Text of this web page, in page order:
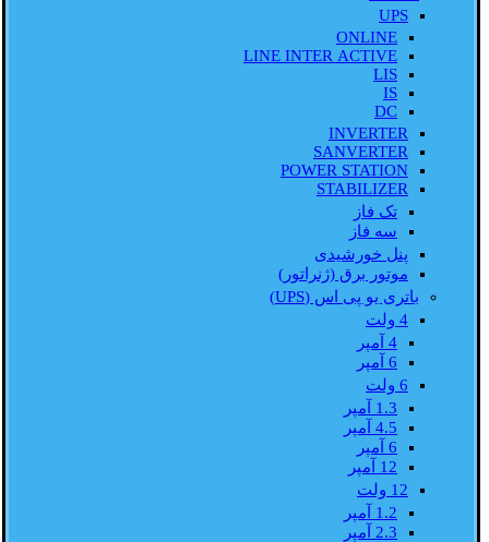
UPS
ONLINE
LINE INTER ACTIVE
LIS
IS
DC
INVERTER
SANVERTER
POWER STATION
STABILIZER
تک فاز
سه فاز
پنل خورشیدی
موتور برق (ژنراتور)
باتری یو پی اس (UPS)
4 ولت
4 آمپر
6 آمپر
6 ولت
1.3 آمپر
4.5 آمپر
6 آمپر
12 آمپر
12 ولت
1.2 آمپر
2.3 آمپر